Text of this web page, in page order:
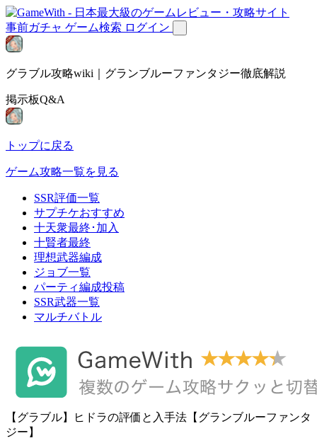
事前ガチャ ゲーム検索 ログイン
グラブル攻略wiki｜グランブルーファンタジー徹底解説
掲示板Q&A
トップに戻る
ゲーム攻略一覧を見る
SSR評価一覧
サプチケおすすめ
十天衆最終･加入
十賢者最終
理想武器編成
ジョブ一覧
パーティ編成投稿
SSR武器一覧
マルチバトル
【グラブル】ヒドラの評価と入手法【グランブルーファンタ
ジー】